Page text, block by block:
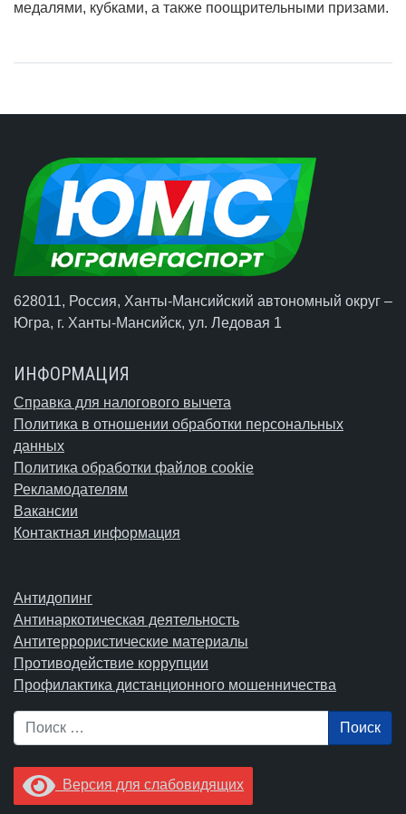
медалями, кубками, а также поощрительными призами.
628011, Россия, Ханты-Мансийский автономный округ –
Югра, г. Ханты-Мансийск, ул. Ледовая 1
ИНФОРМАЦИЯ
Справка для налогового вычета
Политика в отношении обработки персональных
данных
Политика обработки файлов cookie
Рекламодателям
Вакансии
Контактная информация
Антидопинг
Антинаркотическая деятельность
Антитеррористические материалы
Противодействие коррупции
Профилактика дистанционного мошенничества
Поиск
Версия для слабовидящих